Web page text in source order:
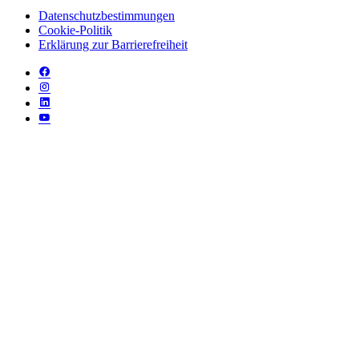
Datenschutzbestimmungen
Cookie-Politik
Erklärung zur Barrierefreiheit